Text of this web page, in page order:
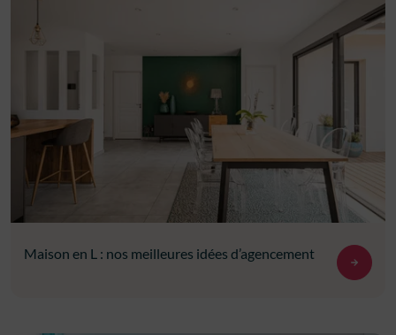
Maison en L : nos meilleures idées d’agencement